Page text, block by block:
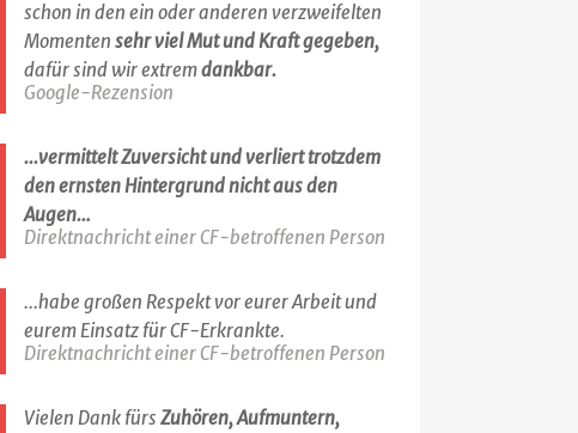
schon in den ein oder anderen verzweifelten
Momenten sehr viel Mut und Kraft gegeben,
dafür sind wir extremdankbar.
Google-Rezension
...vermittelt Zuversicht und verliert trotzdem
den ernsten Hintergrund nicht aus den
Augen…
Direktnachricht einer CF-betroffenen Person
...habe großen Respekt vor eurer Arbeit und
eurem Einsatz für CF-Erkrankte.
Direktnachricht einer CF-betroffenen Person
Vielen Dank fürs Zuhören, Aufmuntern,